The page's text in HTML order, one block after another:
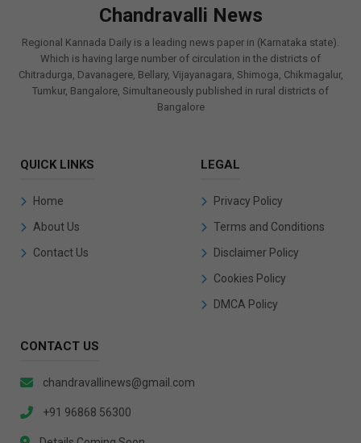
Chandravalli News
Regional Kannada Daily is a leading news paper in (Karnataka state).
Which is having large number of circulation in the districts of
Chitradurga, Davanagere, Bellary, Vijayanagara, Shimoga, Chikmagalur,
Tumkur, Bangalore, Simultaneously published in rural districts of
Bangalore
QUICK LINKS
Home
About Us
Contact Us
LEGAL
Privacy Policy
Terms and Conditions
Disclaimer Policy
Cookies Policy
DMCA Policy
CONTACT US
chandravallinews@gmail.com
+91 96868 56300